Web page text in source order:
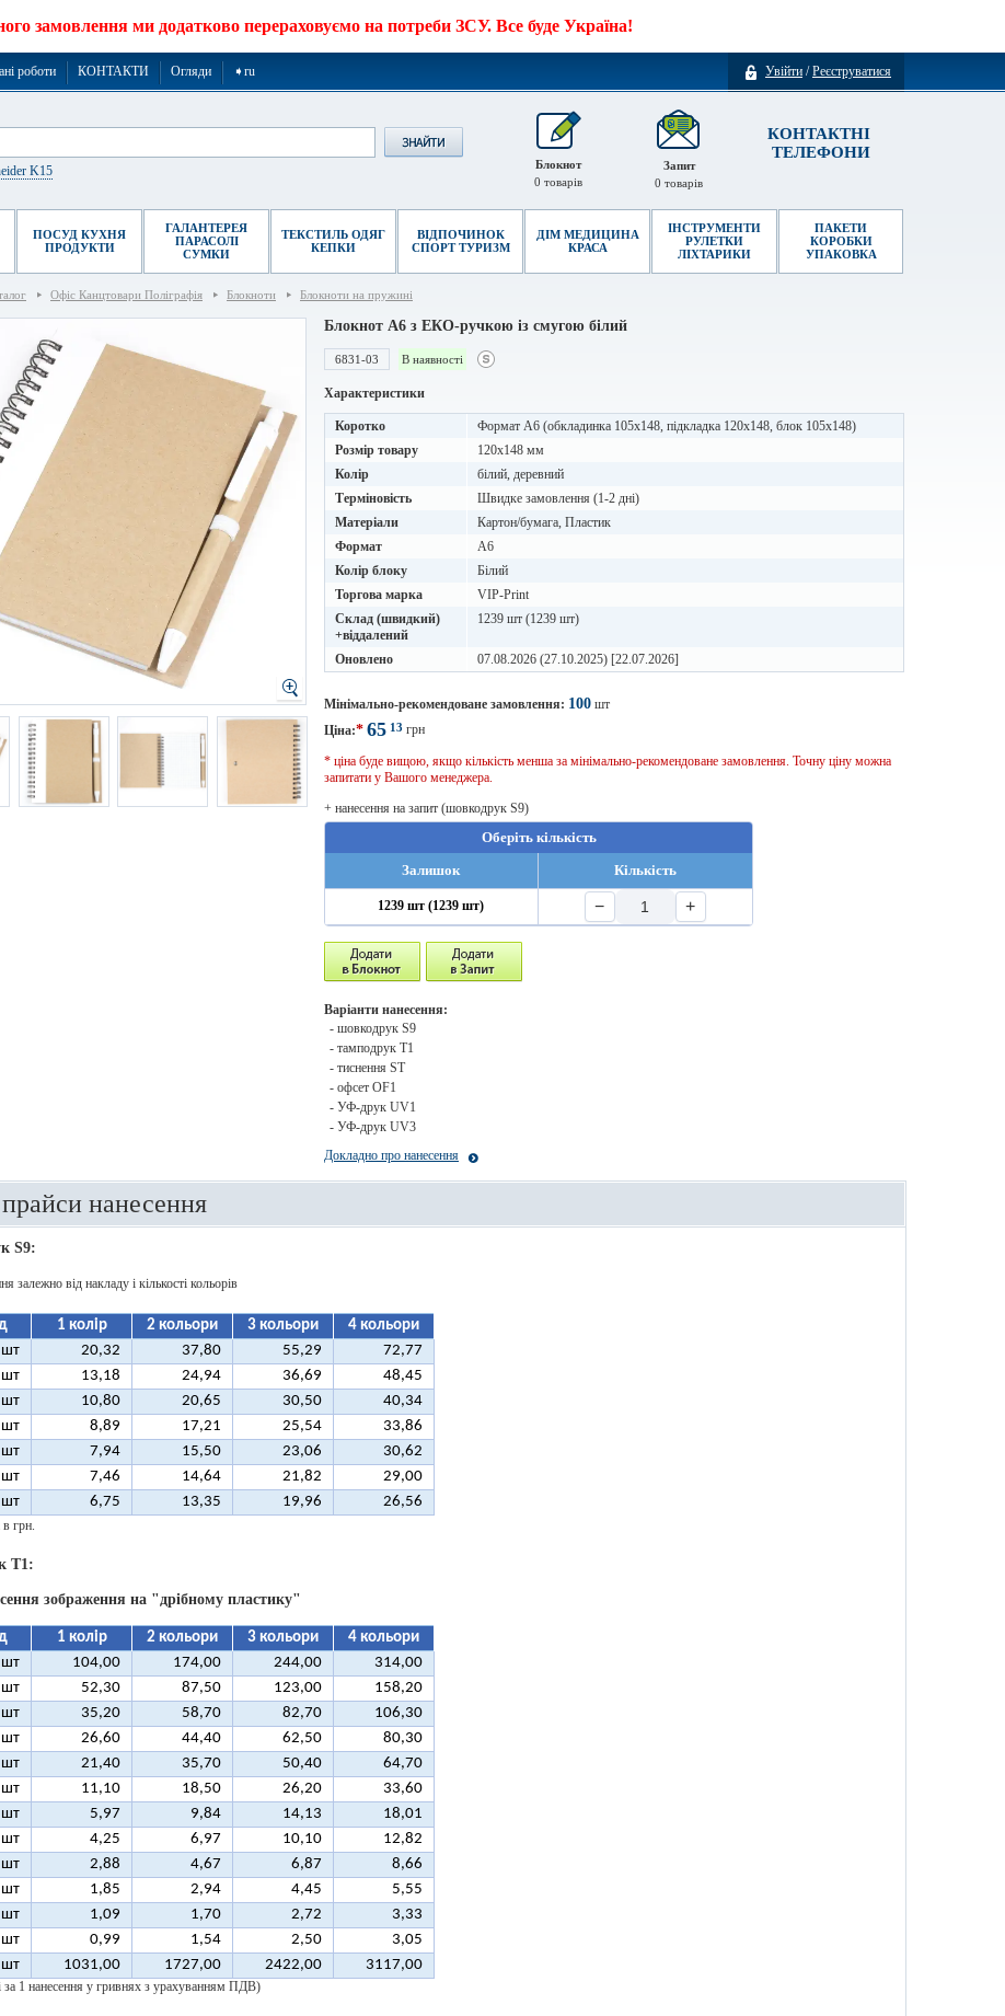
замовлення ми додатково перераховуємо на потреби ЗСУ. Все буде Україна!
Увійти /Реєструватися
роботи КОНТАКТИ Огляди ➧ru
КОНТАКТНІ
ТЕЛЕФОНИ
Запит
0 товарів
K15
Блокнот
0 товарів
ПОСУД КУХНЯ
ПРОДУКТИ
ГАЛАНТЕРЕЯ
ПАРАСОЛІ
СУМКИ
ТЕКСТИЛЬ ОДЯГ
КЕПКИ
ВІДПОЧИНОК
СПОРТ ТУРИЗМ
ДІМ МЕДИЦИНА
КРАСА
ІНСТРУМЕНТИ
РУЛЕТКИ
ЛІХТАРИКИ
ПАКЕТИ
КОРОБКИ
УПАКОВКА
Офіс Канцтовари Поліграфія Блокноти Блокноти на пружині
Блокнот A6 з ЕКО-ручкою із смугою білий
6831-03 В наявності
Характеристики
Коротко
Формат А6 (обкладинка 105х148, підкладка 120х148, блок 105х148)
Розмір товару
120x148 мм
Колір
білий, деревний
Терміновість
Швидке замовлення (1-2 дні)
Матеріали
Картон/бумага, Пластик
Формат
A6
Колір блоку
Білий
Торгова марка
VIP-Print
Склад (швидкий)
+віддалений
1239 шт (1239 шт)
Оновлено 07.08.2026 (27.10.2025) [22.07.2026]
Мінімально-рекомендоване замовлення: 100 шт
Ціна:* 65 13 грн
* ціна буде вищою, якщо кількість менша за мінімально-рекомендоване замовлення. Точну ціну можна
запитати у Вашого менеджера.
+ нанесення на запит (шовкодрук S9)
Оберіть кількість
Залишок
Кількість
1239 шт (1239 шт) − +
Варіанти нанесення:
- шовкодрук S9
- тамподрук T1
- тиснення ST
- офсет OF1
- УФ-друк UV1
- УФ-друк UV3
Докладно про нанесення
нанесення
S9:
залежно від накладу і кількості кольорів
1 колір 2 кольори 3 кольори
4 кольори
20,32 37,80 55,29
72,77
13,18 24,94 36,69
48,45
10,80 20,65 30,50
40,34
8,89 17,21 25,54
33,86
7,94 15,50 23,06
30,62
7,46 14,64 21,82
29,00
6,75 13,35 19,96 26,56
в грн.
T1:
зображення на "дрібному пластику"
1 колір 2 кольори 3 кольори
4 кольори
шт
104,00 174,00 244,00
314,00
52,30 87,50 123,00
158,20
шт
35,20 58,70 82,70
106,30
26,60 44,40 62,50
80,30
шт
21,40 35,70 50,40
64,70
11,10 18,50 26,20
33,60
5,97 9,84 14,13
18,01
4,25 6,97 10,10
12,82
2,88 4,67 6,87
8,66
1,85 2,94 4,45
5,55
1,09 1,70 2,72
3,33
0,99 1,54 2,50
3,05
шт
1031,00 1727,00 2422,00 3117,00
за 1 нанесення у гривнях з урахуванням ПДВ)